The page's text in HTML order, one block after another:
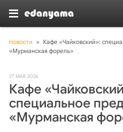
Новости » Кафе «Чайковский»:
«Мурманская форель»
27 МАЯ 2026
Кафе
специальное
«Мурманская